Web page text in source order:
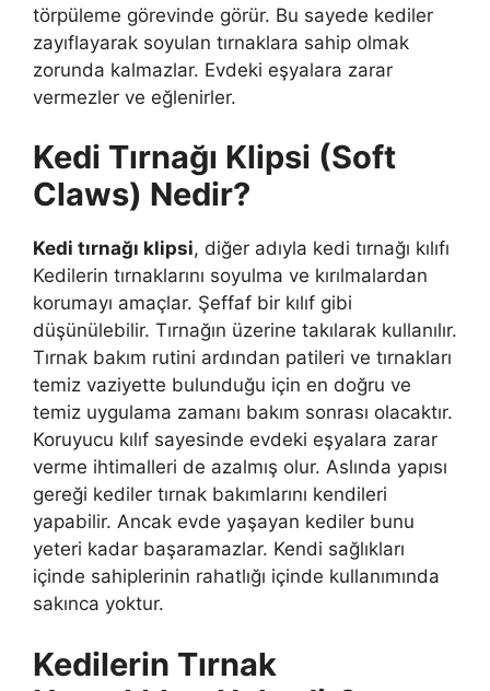
törpüleme görevinde görür. Bu sayede kediler
zayıflayarak soyulan tırnaklara sahip olmak
zorunda kalmazlar. Evdeki eşyalara zarar
vermezler ve eğlenirler.
Kedi Tırnağı Klipsi (Soft
Claws) Nedir?
Kedi tırnağı klipsi, diğer adıyla kedi tırnağı kılıfı
Kedilerin tırnaklarını soyulma ve kırılmalardan
korumayı amaçlar. Şeffaf bir kılıf gibi
düşünülebilir. Tırnağın üzerine takılarak kullanılır.
Tırnak bakım rutini ardından patileri ve tırnakları
temiz vaziyette bulunduğu için en doğru ve
temiz uygulama zamanı bakım sonrası olacaktır.
Koruyucu kılıf sayesinde evdeki eşyalara zarar
verme ihtimalleri de azalmış olur. Aslında yapısı
gereği kediler tırnak bakımlarını kendileri
yapabilir. Ancak evde yaşayan kediler bunu
yeteri kadar başaramazlar. Kendi sağlıkları
içinde sahiplerinin rahatlığı içinde kullanımında
sakınca yoktur.
Kedilerin Tırnak